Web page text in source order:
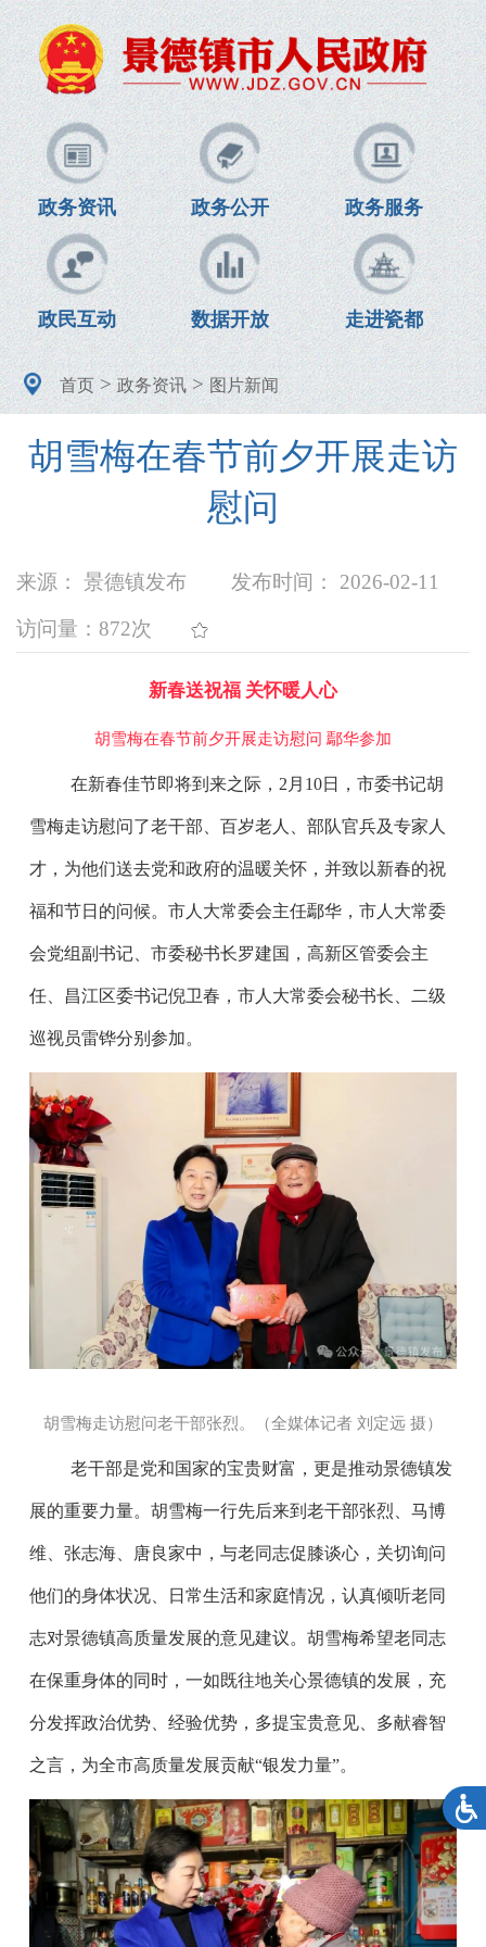
政务资讯 政务公开 政务服务
政民互动 数据开放 走进瓷都
首页>政务资讯>图片新闻
胡雪梅在春节前夕开展走访
慰问
来源： 景德镇发布 发布时间： 2026-02-11
访问量： 872次
新春送祝福 关怀暖人心
胡雪梅在春节前夕开展走访慰问 鄢华参加
在新春佳节即将到来之际，2月10日，市委书记胡
雪梅走访慰问了老干部、百岁老人、部队官兵及专家人
才，为他们送去党和政府的温暖关怀，并致以新春的祝
福和节日的问候。市人大常委会主任鄢华，市人大常委
会党组副书记、市委秘书长罗建国，高新区管委会主
任、昌江区委书记倪卫春，市人大常委会秘书长、二级
巡视员雷铧分别参加。
胡雪梅走访慰问老干部张烈。（全媒体记者 刘定远 摄）
老干部是党和国家的宝贵财富，更是推动景德镇发
展的重要力量。胡雪梅一行先后来到老干部张烈、马博
维、张志海、唐良家中，与老同志促膝谈心，关切询问
他们的身体状况、日常生活和家庭情况，认真倾听老同
志对景德镇高质量发展的意见建议。胡雪梅希望老同志
在保重身体的同时，一如既往地关心景德镇的发展，充
分发挥政治优势、经验优势，多提宝贵意见、多献睿智
之言，为全市高质量发展贡献“银发力量”。